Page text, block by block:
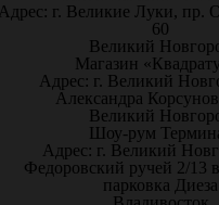
г. Великие Луки, пр.
60
Великий
Магазин
Адрес: г. Великий
Александра
Великий
Шоу-рум
Адрес: г. Великий
Федоровский ручей 2/13
парковка Диеза